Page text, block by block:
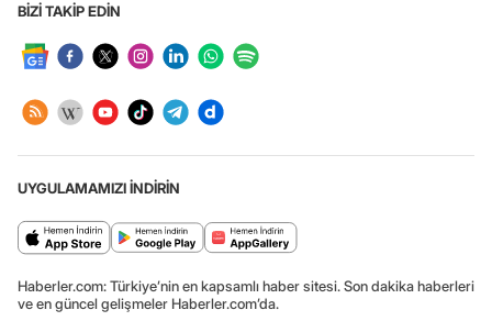
BİZİ TAKİP EDİN
UYGULAMAMIZI İNDİRİN
Haberler.com: Türkiye’nin en kapsamlı haber sitesi. Son dakika haberleri
ve en güncel gelişmeler Haberler.com’da.